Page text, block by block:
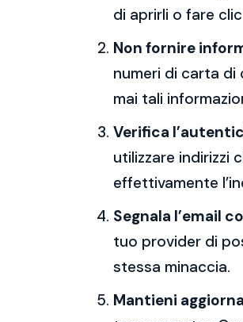
di aprirli o fare
Non fornire
numeri di carta di
mai tali
Verifica
utilizzare indirizzi
effettivamente
Segnala l’email
tuo provider di
stessa minaccia.
Mantieni